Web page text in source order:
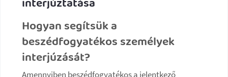
Hogyan segítsük a
beszédfogyatékos személyek
interjúzását?
Amennyiben beszédfogyatékos a jelentkező